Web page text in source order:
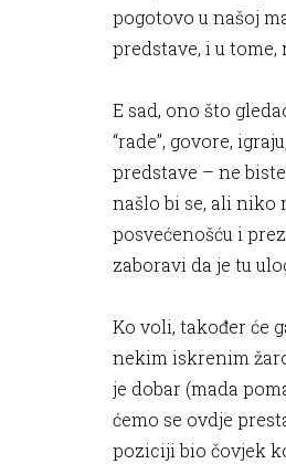
pogotovo u našoj
predstave, i u
E sad, ono što
“rade”, govore,
predstave – ne
našlo bi se, ali niko
posvećenošću i
zaboravi da je tu
Ko voli, također će
nekim iskrenim
je dobar (mada
ćemo se ovdje
poziciji bio čovjek